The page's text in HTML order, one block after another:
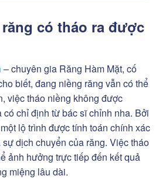
có tháo ra được
– chuyên gia Răng Hàm Mặt, cố
biết, đang niềng răng vẫn có thể
việc tháo niềng không được
chỉ định từ bác sĩ chỉnh nha. Bởi
lộ trình được tính toán chính xác
dịch chuyển của răng. Việc tháo
ảnh hưởng trực tiếp đến kết quả
miệng lâu dài.